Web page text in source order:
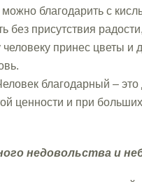
благодарить с
без присутствия
человеку принес цветы
благодарный –
ценности и при
недовольства и